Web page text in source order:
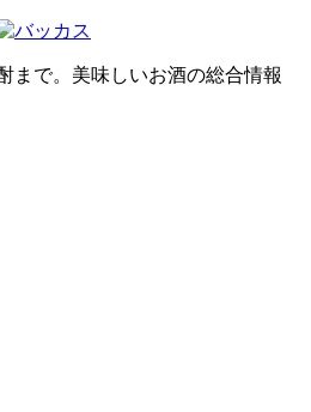
まで。美味しいお酒の総合情報